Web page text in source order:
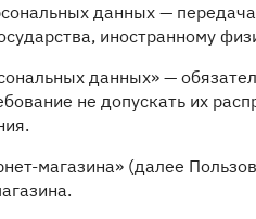
данных —
иностранному
данных» —
не допускать их
магазина» (далее